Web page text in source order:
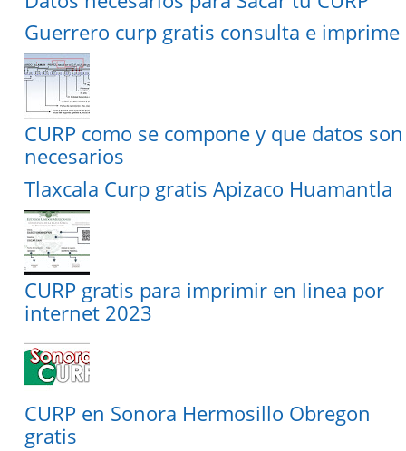
Guerrero curp gratis consulta e imprime
CURP como se compone y que datos son
necesarios
Tlaxcala Curp gratis Apizaco Huamantla
CURP gratis para imprimir en linea por
internet 2023
CURP en Sonora Hermosillo Obregon
gratis